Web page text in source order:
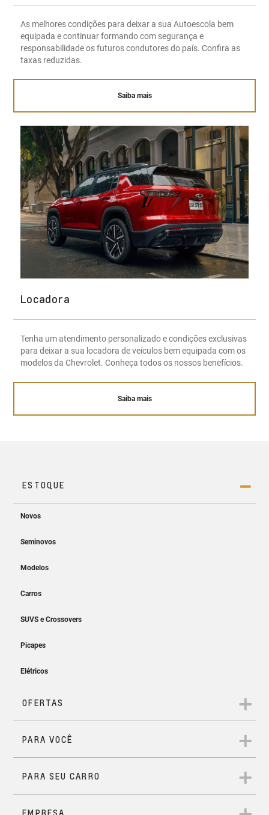
As melhores condições para deixar a sua Autoescola bem
equipada e continuar formando com segurança e
responsabilidade os futuros condutores do país. Confira as
taxas reduzidas.
Saiba mais
Locadora
Tenha um atendimento personalizado e condições exclusivas
para deixar a sua locadora de veículos bem equipada com os
modelos da Chevrolet. Conheça todos os nossos benefícios.
Saiba mais